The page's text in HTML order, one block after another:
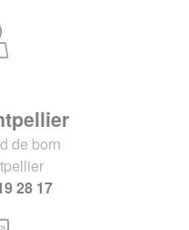
de born
28 17